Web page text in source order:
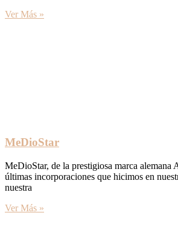
Ver Más »
MeDioStar
MeDioStar, de la prestigiosa marca alemana
últimas incorporaciones que hicimos en
nuestra
Ver Más »